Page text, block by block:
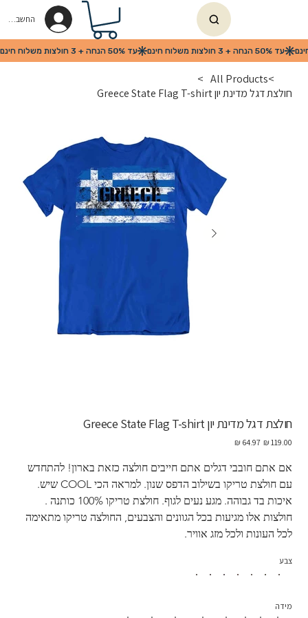
החשבון שלי
>
All Products
>
חולצת דגל מדינת יון Greece State Flag T-shirt
חולצת דגל מדינת יון Greece State Flag T-shirt
מחיר
מחיר
‏64.97 ‏₪
אם אתם חובבי דגלים אתם חייבים חולצה כזאת בארון! להתחדש
עם חולצת טריקו בשילוב הדפס שנון. למראה הכי COOL שיש.
איכות בד גבוהה. מגע נעים לגוף. חולצת טריקו 100% כותנה .
חולצות אלו מגיעות בכל הגוונים והצבעים, החולצה טריקו מתאימה
לכל העונות ולכל מזג אוויר.
צבע
מידה